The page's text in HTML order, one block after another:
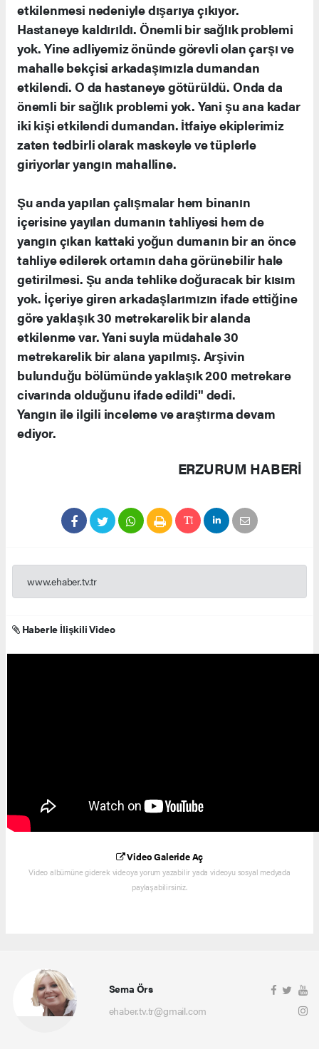
etkilenmesi nedeniyle dışarıya çıkıyor.
Hastaneye kaldırıldı. Önemli bir sağlık problemi
yok. Yine adliyemiz önünde görevli olan çarşı ve
mahalle bekçisi arkadaşımızla dumandan
etkilendi. O da hastaneye götürüldü. Onda da
önemli bir sağlık problemi yok. Yani şu ana kadar
iki kişi etkilendi dumandan. İtfaiye ekiplerimiz
zaten tedbirli olarak maskeyle ve tüplerle
giriyorlar yangın mahalline.
Şu anda yapılan çalışmalar hem binanın
içerisine yayılan dumanın tahliyesi hem de
yangın çıkan kattaki yoğun dumanın bir an önce
tahliye edilerek ortamın daha görünebilir hale
getirilmesi. Şu anda tehlike doğuracak bir kısım
yok. İçeriye giren arkadaşlarımızın ifade ettiğine
göre yaklaşık 30 metrekarelik bir alanda
etkilenme var. Yani suyla müdahale 30
metrekarelik bir alana yapılmış. Arşivin
bulunduğu bölümünde yaklaşık 200 metrekare
civarında olduğunu ifade edildi" dedi.
Yangın ile ilgili inceleme ve araştırma devam
ediyor.
ERZURUM HABERİ
www.ehaber.tv.tr
Haberle İlişkili Video
Video Galeride Aç
Video albümüne giderek videoya yorum yazabilir yada videoyu sosyal medyada
paylaşabilirsiniz.
Sema Örs
ehaber.tv.tr@gmail.com